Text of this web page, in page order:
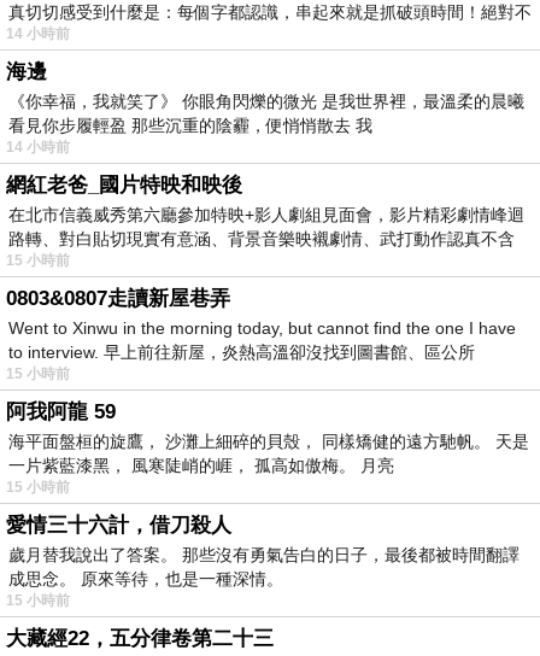
真切切感受到什麼是：每個字都認識，串起來就是抓破頭時間！絕對不
14 小時前
海邊
《你幸福，我就笑了》 你眼角閃爍的微光 是我世界裡，最溫柔的晨曦
看見你步履輕盈 那些沉重的陰霾，便悄悄散去 我
14 小時前
網紅老爸_國片特映和映後
在北市信義威秀第六廳參加特映+影人劇組見面會，影片精彩劇情峰迴
路轉、對白貼切現實有意涵、背景音樂映襯劇情、武打動作認真不含
糊、
15 小時前
0803&0807走讀新屋巷弄
Went to Xinwu in the morning today, but cannot find the one I have
to interview. 早上前往新屋，炎熱高溫卻沒找到圖書館、區公所
15 小時前
阿我阿龍 59
海平面盤桓的旋鷹， 沙灘上細碎的貝殼， 同樣矯健的遠方馳帆。 天是
一片紫藍漆黑， 風寒陡峭的崕， 孤高如傲梅。 月亮
15 小時前
愛情三十六計，借刀殺人
歲月替我說出了答案。 那些沒有勇氣告白的日子，最後都被時間翻譯
成思念。 原來等待，也是一種深情。
15 小時前
大藏經22，五分律卷第二十三